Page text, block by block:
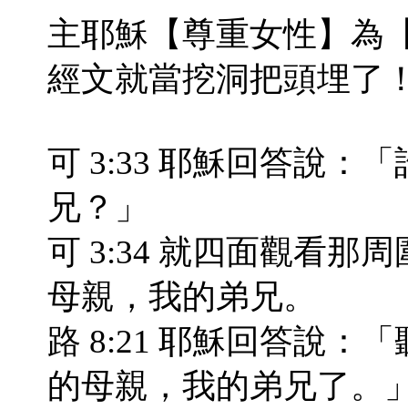
主耶穌【尊重女性】為
經文就當挖洞把頭埋了
可 3:33 耶穌回答說：
兄？」
可 3:34 就四面觀看那
母親，我的弟兄。
路 8:21 耶穌回答說：
的母親，我的弟兄了。